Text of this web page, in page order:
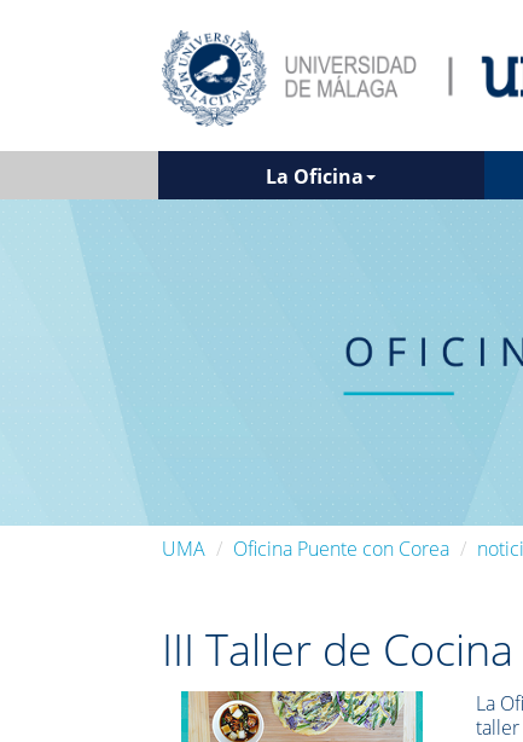
La Oficina
UMA Oficina Puente con Corea
III Taller de
La